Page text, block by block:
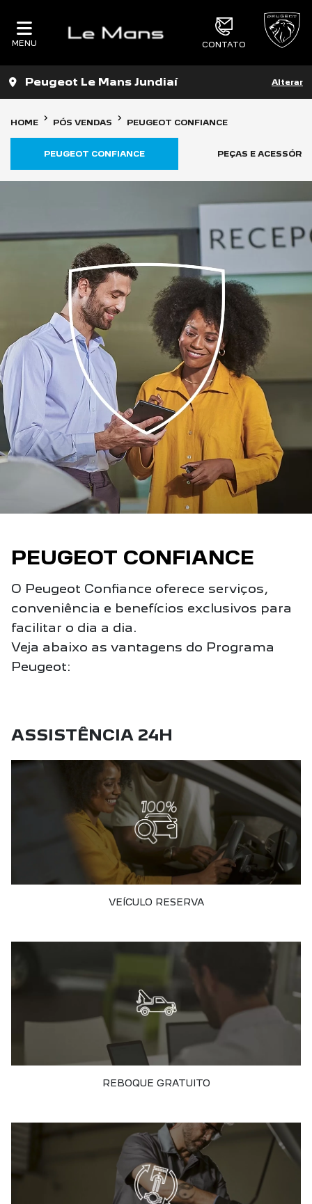
MENU CONTATO
Peugeot Le Mans Jundiaí Alterar
HOME PÓS VENDAS PEUGEOT CONFIANCE
PEUGEOT CONFIANCE PEÇAS E
PEUGEOT CONFIANCE
O Peugeot Confiance oferece serviços,
conveniência e benefícios exclusivos para
facilitar o dia a dia.
Veja abaixo as vantagens do Programa
Peugeot:
ASSISTÊNCIA 24H
VEÍCULO RESERVA
REBOQUE GRATUITO